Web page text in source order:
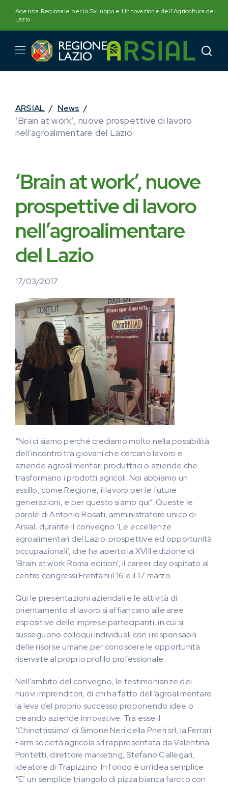
content
Agenzia Regionale per lo Sviluppo e l'Innovazione dell'Agricoltura del
Lazio
ARSIAL / News /
‘Brain at work’, nuove prospettive di lavoro
nell’agroalimentare del Lazio
‘Brain at work’, nuove
prospettive di lavoro
nell’agroalimentare
del Lazio
17/03/2017
“Noi ci siamo perché crediamo molto nella possibilità
dell’incontro tra giovani che cercano lavoro e
aziende agroalimentari produttrici o aziende che
trasformano i prodotti agricoli. Noi abbiamo un
assillo, come Regione, il lavoro per le future
generazioni, e per questo siamo qui”. Queste le
parole di Antonio Rosati, amministratore unico di
Arsial, durante il convegno ‘Le eccellenze
agroalimentari del Lazio: prospettive ed opportunità
occupazionali’, che ha aperto la XVIII edizione di
‘Brain at work Roma edition’, il career day ospitato al
centro congressi Frentani il 16 e il 17 marzo.
Qui le presentazioni aziendali e le attività di
orientamento al lavoro si affiancano alle aree
espositive delle imprese partecipanti, in cui si
susseguono colloqui individuali con i responsabili
delle risorse umane per conoscere le opportunità
riservate al proprio profilo professionale.
Nell’ambito del convegno, le testimonianze dei
nuovi imprenditori, di chi ha fatto dell’agroalimentare
la leva del proprio successo proponendo idee o
creando aziende innovative. Tra esse il
‘Chinottissimo’ di Simone Neri della Pneri srl, la Ferrari
Farm società agricola srl rappresentata da Valentina
Pontetti, direttore marketing, Stefano Callegari,
ideatore di Trapizzino. In fondo è un’idea semplice
“E’ un semplice triangolo di pizza bianca farcito con